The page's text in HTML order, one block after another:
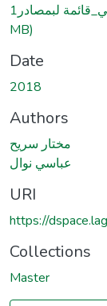
MB)
Date
2018
Authors
مختار سريح
عباسي نوال
URI
https://
Collections
Master